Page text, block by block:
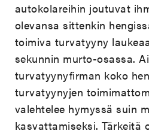
autokolareihin joutuvat
olevansa sittenkin
toimiva turvatyyny
sekunnin murto-osassa.
turvatyynyfirman koko
turvatyynyjen
valehtelee hymyssä suin
kasvattamiseksi. Tärkeitä